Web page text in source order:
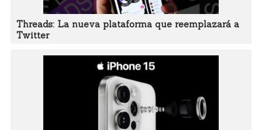
Threads: La nueva plataforma que reemplazará a
Twitter